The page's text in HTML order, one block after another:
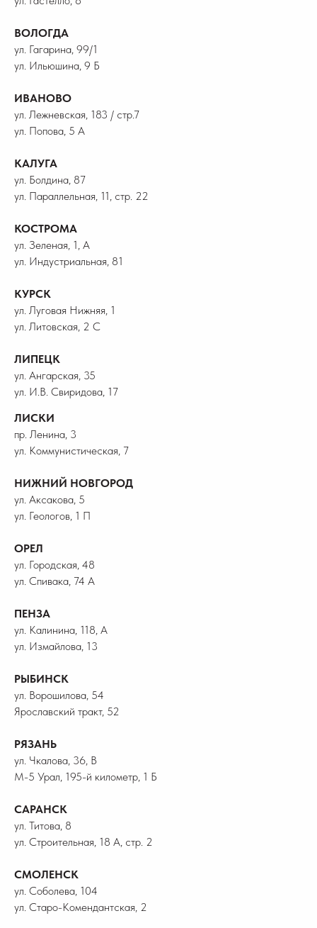
ВОЛОГДА
ул. Гагарина, 99/1
ул. Ильюшина, 9 Б
ИВАНОВО
ул. Лежневская, 183 / стр.7
ул. Попова, 5 А
КАЛУГА
ул. Болдина, 87
ул. Параллельная, 11, стр. 22
КОСТРОМА
ул. Зеленая, 1, А
ул. Индустриальная, 81
КУРСК
ул. Луговая Нижняя, 1
ул. Литовская, 2 С
ЛИПЕЦК
ул. Ангарская, 35
ул. И.В. Свиридова, 17
ЛИСКИ
пр. Ленина, 3
ул. Коммунистическая, 7
НИЖНИЙ НОВГОРОД
ул. Аксакова, 5
ул. Геологов, 1 П
ОРЕЛ
ул. Городская, 48
ул. Спивака, 74 А
ПЕНЗА
ул. Калинина, 118, А
ул. Измайлова, 13
РЫБИНСК
ул. Ворошилова, 54
Ярославский тракт, 52
РЯЗАНЬ
ул. Чкалова, 36, В
М-5 Урал, 195-й километр, 1 Б
САРАНСК
ул. Титова, 8
ул. Строительная, 18 А, стр. 2
СМОЛЕНСК
ул. Соболева, 104
ул. Старо-Комендантская, 2